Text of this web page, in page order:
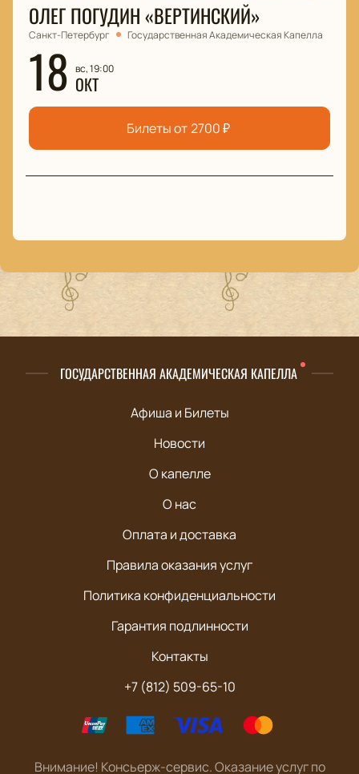
ОЛЕГ ПОГУДИН «ВЕРТИНСКИЙ»
Санкт-Петербург Государственная Академическая Капелла
18 вс, 19:00
ОКТ
Билеты от 2700₽
ГОСУДАРСТВЕННАЯ АКАДЕМИЧЕСКАЯ КАПЕЛЛА
Афиша и Билеты
Новости
О капелле
О нас
Оплата и доставка
Правила оказания услуг
Политика конфиденциальности
Гарантия подлинности
Контакты
+7 (812) 509-65-10
Внимание! Консьерж-сервис. Оказание услуг по